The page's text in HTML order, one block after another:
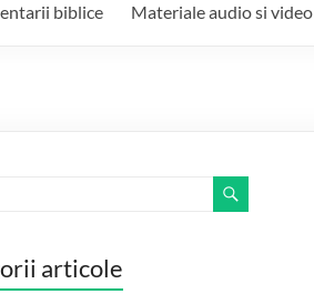
biblice Materiale audio si video
articole